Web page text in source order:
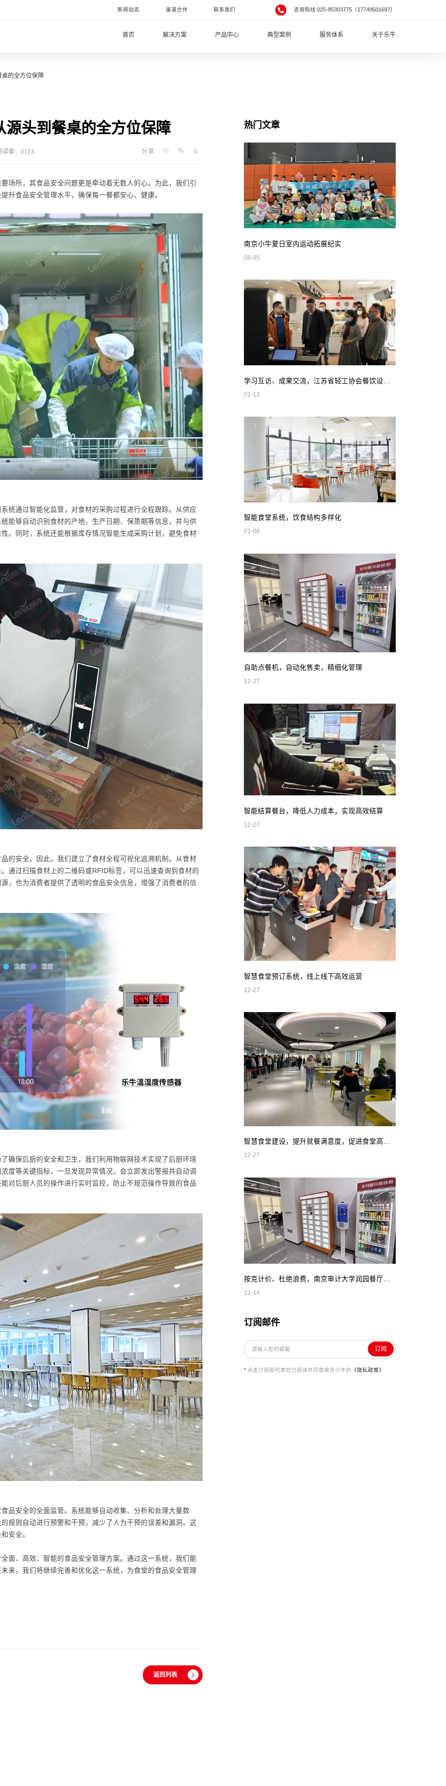
新闻动态 渠道合作 联系我们 咨询热线:025-85303775（17749501697）
首页 解决方案 产品中心 典型案例 服务体系 关于乐牛
的全方位保障
头到餐桌的全方位保障
读量：3123 分享
场所，其食品安全问题更是牵动着无数人的心。为此，我们引
升食品安全管理水平，确保每一餐都安心、健康。
统通过智能化监管，对食材的采购过程进行全程跟踪。从供应
能够自动识别食材的产地、生产日期、保质期等信息，并与供
。同时，系统还能根据库存情况智能生成采购计划，避免食材
的安全。因此，我们建立了食材全程可视化追溯机制。从食材
通过扫描食材上的二维码或RFID标签，可以迅速查询到食材的
，也为消费者提供了透明的食品安全信息，增强了消费者的信
确保后厨的安全和卫生，我们利用物联网技术实现了后厨环境
度等关键指标，一旦发现异常情况，会立即发出警报并自动调
对后厨人员的操作进行实时监控，防止不规范操作导致的食品
品安全的全面监管。系统能够自动收集、分析和处理大量数
规则自动进行预警和干预，减少了人为干预的误差和漏洞。这
安全。
面、高效、智能的食品安全管理方案。通过这一系统，我们能
来，我们将继续完善和优化这一系统，为食堂的食品安全管理
返回列表
热门文章
南京小牛夏日室内运动拓展纪实
08-05
01-13
智能食堂系统，饮食结构多样化
01-06
自助点餐机，自动化售卖，精细化管理
12-27
智能结算餐台，降低人力成本，实现高效结算
12-27
智慧食堂预订系统，线上线下高效运营
12-27
智慧食堂建设，提升就餐满意度，促进食堂高效管理
12-27
按克计价、杜绝浪费，南京审计大学润园餐厅智慧自助餐
12-14
订阅邮件
订阅
* 点击订阅即代表您已阅读并同意南京小牛的 《隐私政策》